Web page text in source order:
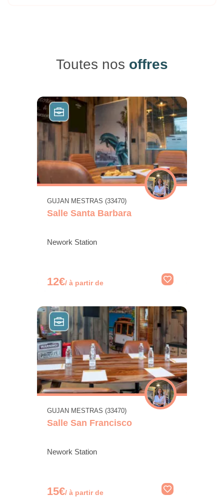
Toutes nos offres
GUJAN MESTRAS (33470)
Salle Santa Barbara
Nework Station
12€/ à partir de
GUJAN MESTRAS (33470)
Salle San Francisco
Nework Station
15€/ à partir de